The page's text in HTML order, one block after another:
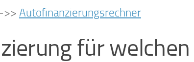
Autofinanzierungsrechner
für